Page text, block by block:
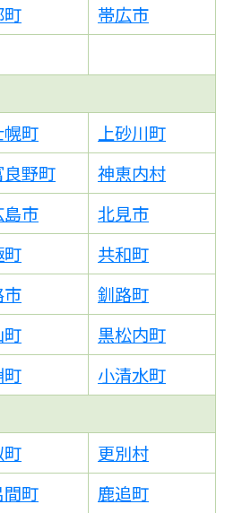
報および個人情報保
ページよりご連絡
町
帯広市
町
上砂川町
良野町
神恵内村
市
北見市
町
共和町
釧路町
町
黒松内町
小清水町
町
更別村
町
鹿追町